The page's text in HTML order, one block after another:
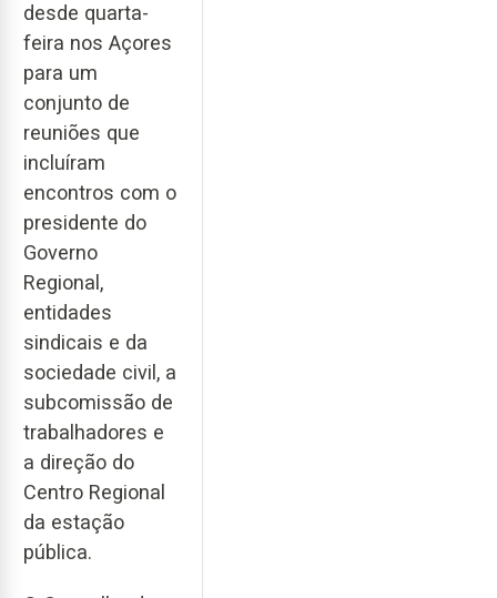
desde quarta-
feira nos Açores
para um
conjunto de
reuniões que
incluíram
encontros com o
presidente do
Governo
Regional,
entidades
sindicais e da
sociedade civil, a
subcomissão de
trabalhadores e
a direção do
Centro Regional
da estação
pública.